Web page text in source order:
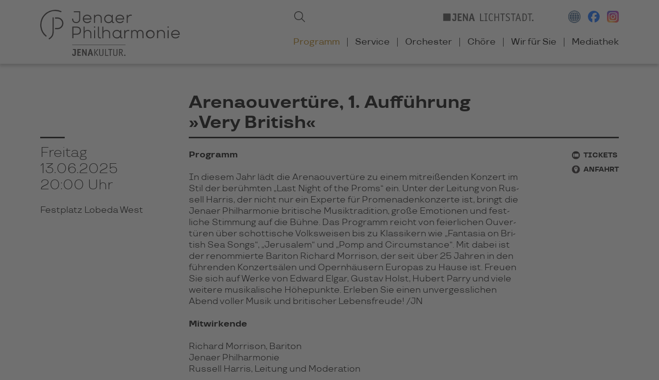
Suchbegriffe
Navigation
Programm Service Orchester Chöre Wir für Sie Mediathek
Freitag
13.06.2025
20:00 Uhr
Festplatz Lobeda West
Arenaouvertüre, 1. Aufführung
»Very British«
TICKETS
ANFAHRT
Programm
In die­sem Jahr lädt die Arena­ouver­türe zu einem mit­rei­ßen­den Kon­zert im
Stil der berühm­ten „Last Night of the Proms“ ein. Unter der Lei­tung von Rus­
sell Har­ris, der nicht nur ein Experte für Pro­me­na­den­kon­zerte ist, bringt die
Jenaer Phil­har­mo­nie bri­ti­sche Musik­tra­di­tion, große Emo­tio­nen und fest­
liche Stim­mung auf die Bühne. Das Pro­gramm reicht von feier­li­chen Ouver­
tü­ren über schot­ti­sche Volks­wei­sen bis zu Klas­si­kern wie „Fan­ta­sia on Bri­
tish Sea Songs“, „Jeru­sa­lem“ und „Pomp and Cir­cums­tance“. Mit dabei ist
der renom­mierte Bari­ton Richard Mor­ri­son, der seit über 25 Jah­ren in den
füh­ren­den Kon­zert­sä­len und Opern­häu­sern Euro­pas zu Hause ist. Freuen
Sie sich auf Werke von Edward Elgar, Gus­tav Holst, Hubert Parry und viele
wei­tere musi­ka­li­sche Höhe­punkte. Erle­ben Sie einen unver­gess­li­chen
Abend vol­ler Musik und bri­ti­scher Lebens­freude! /JN
Mitwirkende
Richard Morrison, Bariton
Jenaer Philharmonie
Russell Harris, Leitung und Moderation